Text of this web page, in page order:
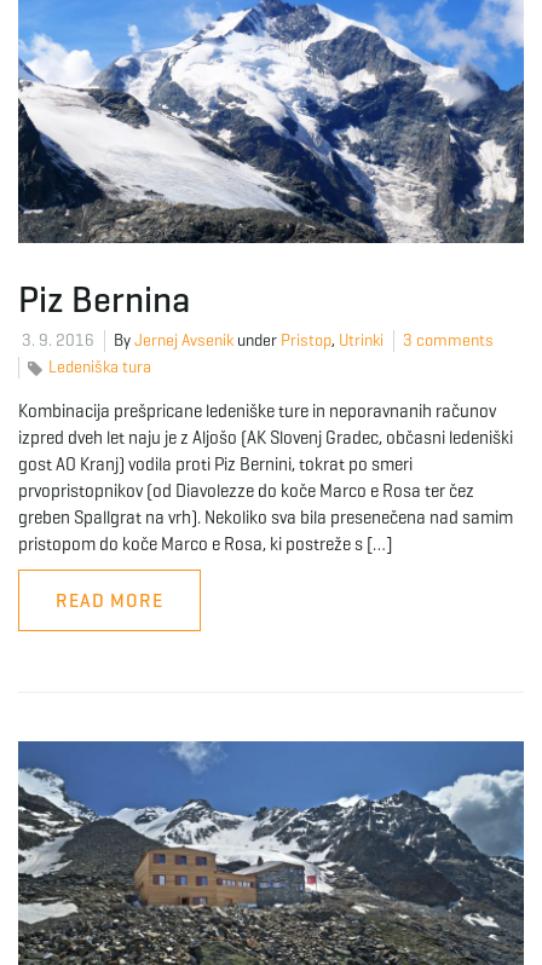
Piz Bernina
3. 9. 2016 ByJernej Avsenik under Pristop, Utrinki
3 comments
Ledeniška tura
Kombinacija prešpricane ledeniške ture in neporavnanih računov
izpred dveh let naju je z Aljošo (AK Slovenj Gradec, občasni ledeniški
gost AO Kranj) vodila proti Piz Bernini, tokrat po smeri
prvopristopnikov (od Diavolezze do koče Marco e Rosa ter čez
greben Spallgrat na vrh). Nekoliko sva bila presenečena nad samim
pristopom do koče Marco e Rosa, ki postreže s […]
READ MORE